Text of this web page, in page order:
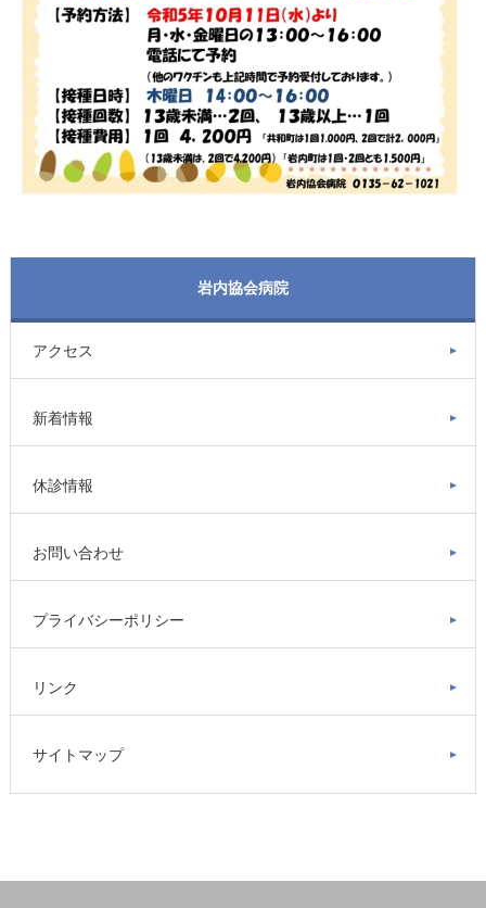
岩内協会病院
アクセス
新着情報
休診情報
お問い合わせ
プライバシーポリシー
リンク
サイトマップ